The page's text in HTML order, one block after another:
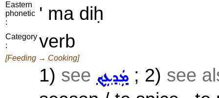
Eastern
phonetic
:
' ma diḥ
Category
:
verb
[Feeding → Cooking]
1) see ܡܲܕܥܸܟ݂ ; 2) see